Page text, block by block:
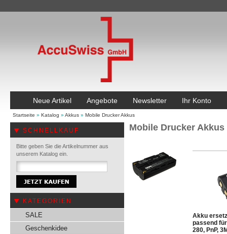
Neue Artikel Angebote Newsletter Ihr Konto
Startseite » Katalog » Akkus » Mobile Drucker Akkus
SCHNELLKAUF
Bitte geben Sie die Artikelnummer aus
unserem Katalog ein.
KATEGORIEN
SALE
Geschenkidee
Mobile Drucker Akkus
Akku
passend
280, PnP,